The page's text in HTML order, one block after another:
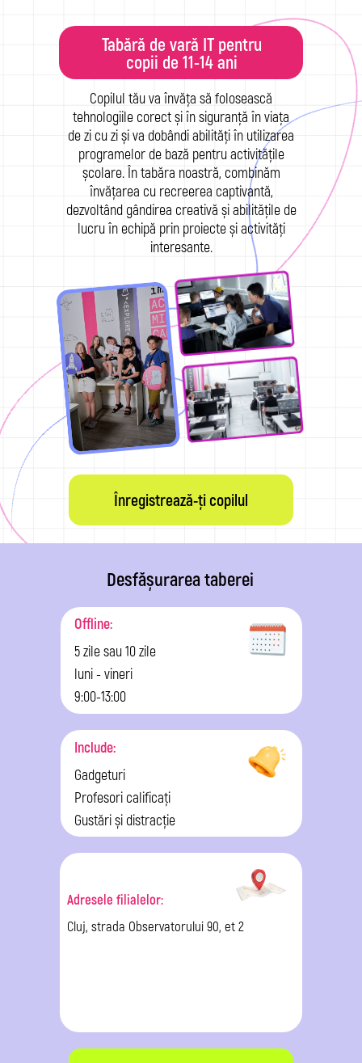
Copilul tău va învăța să folosească
tehnologiile corect și în siguranță în viața
de zi cu zi și va dobândi abilități în utilizarea
programelor de bază pentru activitățile
școlare. În tabăra noastră, combinăm
învățarea cu recreerea captivantă,
dezvoltând gândirea creativă și abilitățile de
lucru în echipă prin proiecte și activități
interesante.
Tabără de vară IT pentru
copii de 11-14 ani
Înregistrează-ți copilul
Include:
Gadgeturi
Profesori calificați
Gustări și distracție
Desfășurarea taberei
Offline:
5 zile sau 10 zile
luni - vineri
9:00-13:00
Adresele filialelor:
Cluj, strada Observatorului 90, et 2